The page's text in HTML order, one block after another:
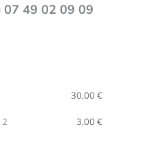
07 49 02 09 09
30,00 €
3,00 €